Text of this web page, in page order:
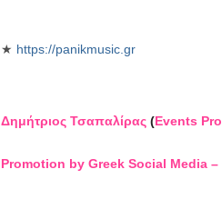
★ https://panikmusic.gr
Δημήτριος Τσαπαλίρας(Events
Promotion by Greek Social Media –